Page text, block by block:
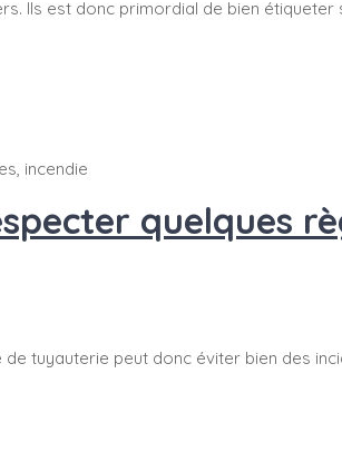
Ils est donc primordial de bien étiqueter
incendie
quelques
tuyauterie peut donc éviter bien des